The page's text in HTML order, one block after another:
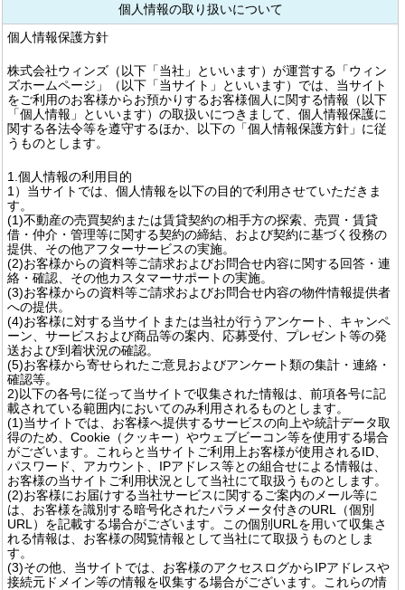
個人情報の取り扱いについて
個人情報保護方針
株式会社ウィンズ（以下「当社」といいます）が運営する「ウィン
ズホームページ」（以下「当サイト」といいます）では、当サイト
をご利用のお客様からお預かりするお客様個人に関する情報（以下
「個人情報」といいます）の取扱いにつきまして、個人情報保護に
関する各法令等を遵守するほか、以下の「個人情報保護方針」に従
うものとします。
1.個人情報の利用目的
1）当サイトでは、個人情報を以下の目的で利用させていただきま
す。
(1)不動産の売買契約または賃貸契約の相手方の探索、売買・賃貸
借・仲介・管理等に関する契約の締結、および契約に基づく役務の
提供、その他アフターサービスの実施。
(2)お客様からの資料等ご請求およびお問合せ内容に関する回答・連
絡・確認、その他カスタマーサポートの実施。
(3)お客様からの資料等ご請求およびお問合せ内容の物件情報提供者
への提供。
(4)お客様に対する当サイトまたは当社が行うアンケート、キャンペ
ーン、サービスおよび商品等の案内、応募受付、プレゼント等の発
送および到着状況の確認。
(5)お客様から寄せられたご意見およびアンケート類の集計・連絡・
確認等。
2)以下の各号に従って当サイトで収集された情報は、前項各号に記
載されている範囲内においてのみ利用されるものとします。
(1)当サイトでは、お客様へ提供するサービスの向上や統計データ取
得のため、Cookie（クッキー）やウェブビーコン等を使用する場合
がございます。これらと当サイトご利用上お客様が使用されるID、
パスワード、アカウント、IPアドレス等との組合せによる情報は、
お客様の当サイトご利用状況として当社にて取扱うものとします。
(2)お客様にお届けする当社サービスに関するご案内のメール等に
は、お客様を識別する暗号化されたパラメータ付きのURL（個別
URL）を記載する場合がございます。この個別URLを用いて収集さ
れる情報は、お客様の閲覧情報として当社にて取扱うものとしま
す。
(3)その他、当サイトでは、お客様のアクセスログからIPアドレスや
接続元ドメイン等の情報を収集する場合がございます。これらの情